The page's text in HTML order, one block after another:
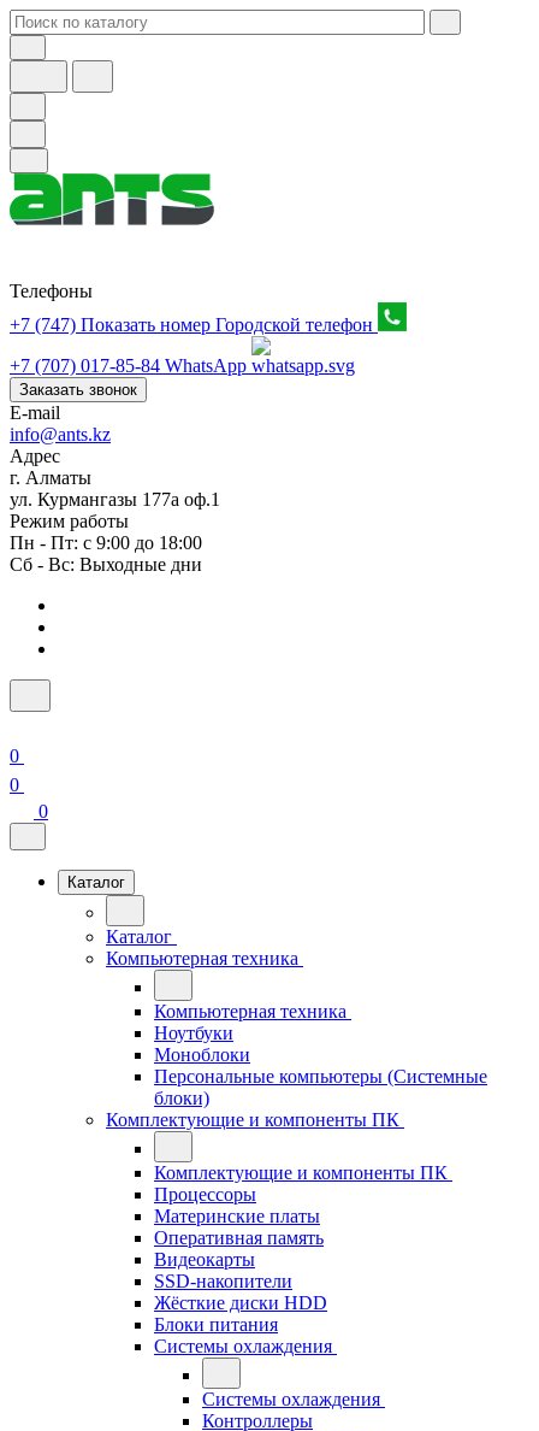
Телефоны
+7 (747) Показать номер Городской телефон
+7 (707) 017-85-84 WhatsApp
Заказать звонок
E-mail
info@ants.kz
Адрес
г. Алматы
ул. Курмангазы 177а оф.1
Режим работы
Пн - Пт: с 9:00 до 18:00
Сб - Вс: Выходные дни
0
0
0
Каталог
Каталог
Компьютерная техника
Компьютерная техника
Ноутбуки
Моноблоки
Персональные компьютеры (Системные
блоки)
Комплектующие и компоненты ПК
Комплектующие и компоненты ПК
Процессоры
Материнские платы
Оперативная память
Видеокарты
SSD-накопители
Жёсткие диски HDD
Блоки питания
Системы охлаждения
Системы охлаждения
Контроллеры